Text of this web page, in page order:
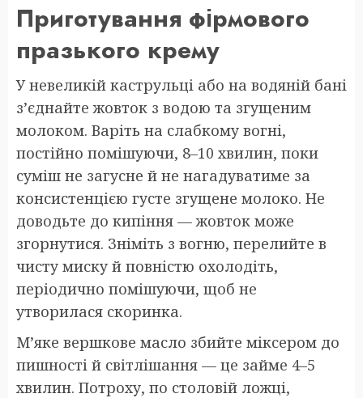
Приготування фірмового
празького крему
У невеликій каструльці або на водяній бані
з’єднайте жовток з водою та згущеним
молоком. Варіть на слабкому вогні,
постійно помішуючи, 8–10 хвилин, поки
суміш не загусне й не нагадуватиме за
консистенцією густе згущене молоко. Не
доводьте до кипіння — жовток може
згорнутися. Зніміть з вогню, перелийте в
чисту миску й повністю охолодіть,
періодично помішуючи, щоб не
утворилася скоринка.
М’яке вершкове масло збийте міксером до
пишності й світлішання — це займе 4–5
хвилин. Потроху, по столовій ложці,